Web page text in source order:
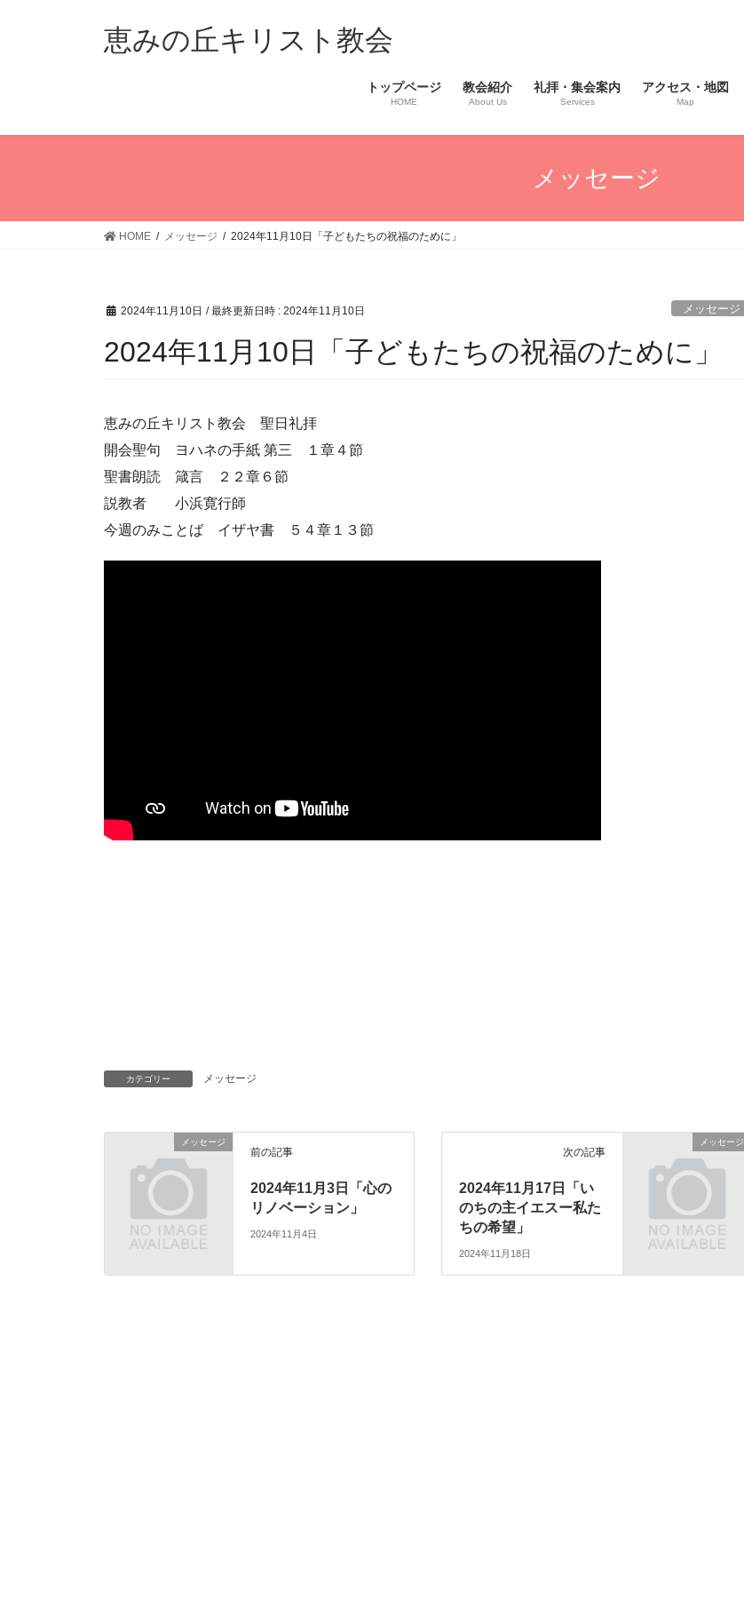
ス
ン
恵みの丘キリスト教会
トップページ
HOME
教会紹介
About Us
礼拝・集会案内
Services
アクセス・地図
Map
メッセージ
HOME メッセージ 2024年11月10日「子どもたちの祝福のために」
2024年11月10日 / 最終更新日時 : 2024年11月10日 メッセージ
2024年11月10日「子どもたちの祝福のために」
恵みの丘キリスト教会 聖日礼拝
開会聖句 ヨハネの手紙 第三 １章４節
聖書朗読 箴言 ２２章６節
説教者 小浜寛行師
今週のみことば イザヤ書 ５４章１３節
カテゴリー メッセージ
メッセージ
前の記事
2024年11月3日「心の
リノベーション」
2024年11月4日
メッセージ
次の記事
2024年11月17日「い
のちの主イエスー私た
ちの希望」
2024年11月18日